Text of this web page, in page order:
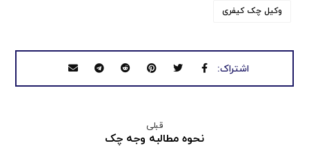
وکیل چک کیفری
قبلی
نحوه مطالبه وجه چک